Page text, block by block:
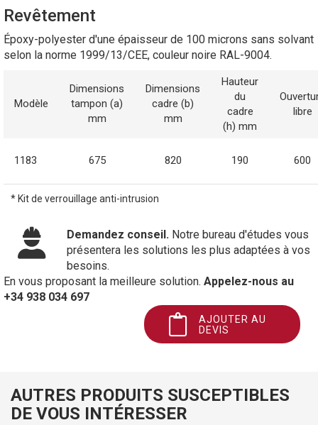
Revêtement
Époxy-polyester d'une épaisseur de 100 microns sans solvant
selon la norme 1999/13/CEE, couleur noire RAL-9004.
Modèle
Dimensions
tampon (a)
mm
Dimensions
cadre (b)
mm
Hauteur
du
cadre
(h) mm
libre
1183 675 820 190 600
* Kit de verrouillage anti-intrusion
Demandez conseil. Notre bureau d'études vous
présentera les solutions les plus adaptées à vos
besoins.
En vous proposant la meilleure solution. Appelez-nous au
+34 938 034 697
AJOUTER AU
DEVIS
AUTRES PRODUITS SUSCEPTIBLES
DE VOUS INTÉRESSER